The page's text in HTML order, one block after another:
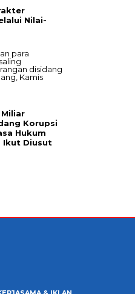
Nilai-
Korupsi
Hukum
Ikut Diusut